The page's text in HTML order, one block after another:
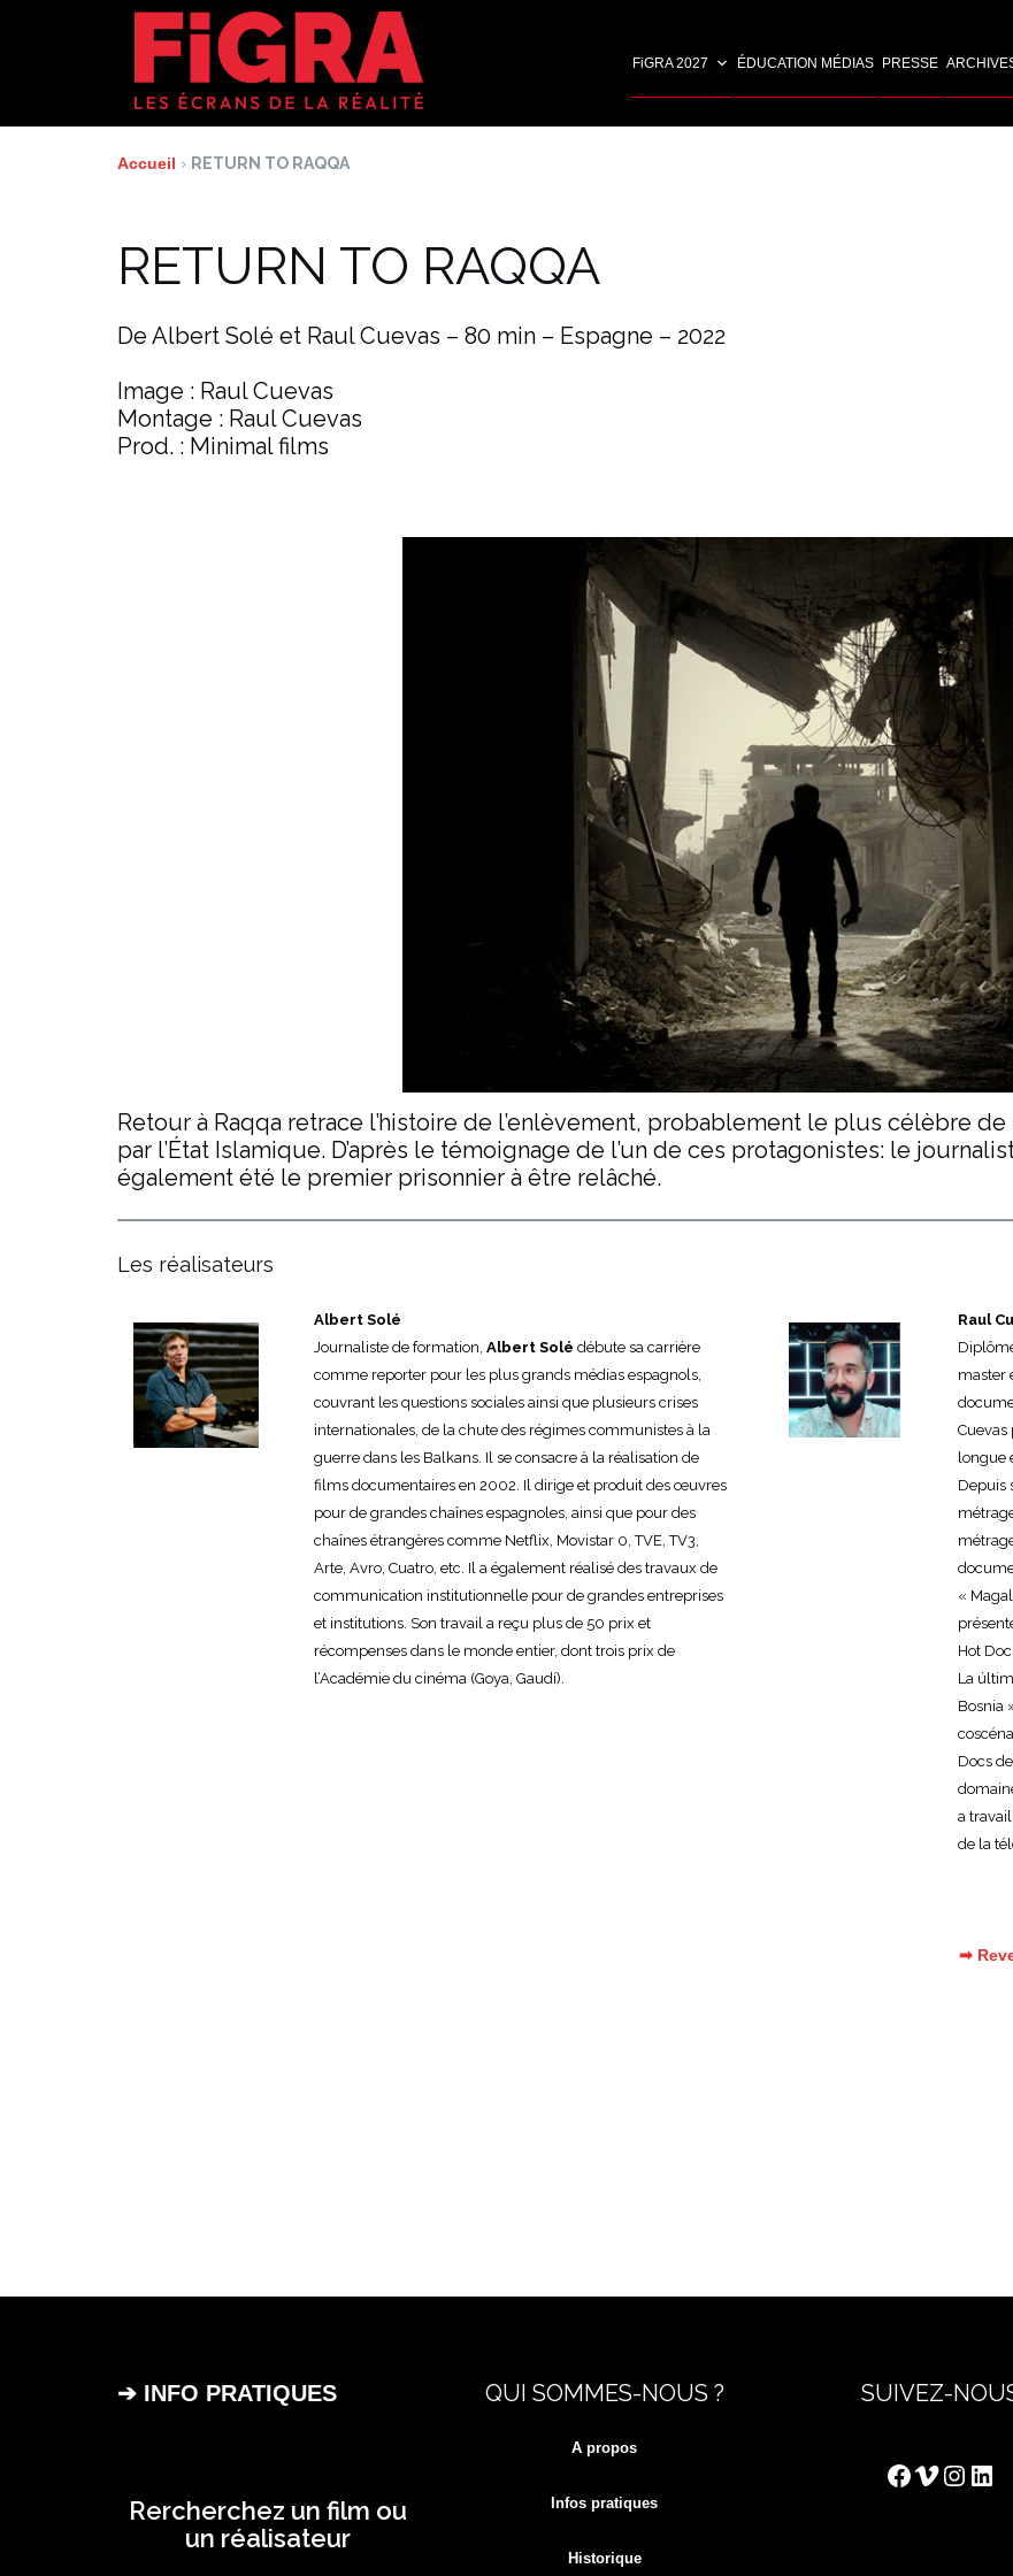
FiGRA 2027 ÉDUCATION MÉDIAS PRESSE
Accueil › RETURN TO RAQQA
RETURN TO RAQQA
De Albert Solé et Raul Cuevas – 80 min – Espagne – 2022
Image : Raul Cuevas
Montage : Raul Cuevas
Prod. : Minimal films
Retour à Raqqa retrace l’histoire de l’enlèvement, probablement le plus célèbre
par l’État Islamique. D’après le témoignage de l’un de ces protagonistes: le
également été le premier prisonnier à être relâché.
Les réalisateurs
Albert Solé
Journaliste de formation,Albert Solé débute sa carrière
comme reporter pour les plus grands médias espagnols,
couvrant les questions sociales ainsi que plusieurs crises
internationales, de la chute des régimes communistes à la
guerre dans les Balkans. Il se consacre à la réalisation de
films documentaires en 2002. Il dirige et produit des œuvres
pour de grandes chaînes espagnoles, ainsi que pour des
chaînes étrangères comme Netflix, Movistar 0, TVE, TV3,
Arte, Avro, Cuatro, etc. Il a également réalisé des travaux de
communication institutionnelle pour de grandes entreprises
et institutions. Son travail a reçu plus de 50 prix et
récompenses dans le monde entier, dont trois prix de
l’Académie du cinéma (Goya, Gaudí).
Raul
master
Cuevas
longue
Depuis
«
Hot
La
Bosnia
Docs
a
de la
➡
➔ INFO PRATIQUES
Rercherchez un film ou
un réalisateur
QUI SOMMES-NOUS ?
A propos
Infos pratiques
Historique
SUIVEZ-
Facebook
Vimeo